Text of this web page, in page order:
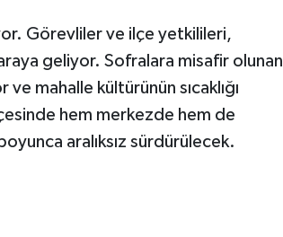
Görevliler ve ilçe yetkilileri,
geliyor. Sofralara misafir olunan
mahalle kültürünün sıcaklığı
hem merkezde hem de
aralıksız sürdürülecek.